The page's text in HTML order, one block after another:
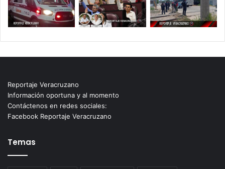
Reportaje Veracruzano
Información oportuna y al momento
Contáctenos en redes sociales:
Facebook Reportaje Veracruzano
Temas